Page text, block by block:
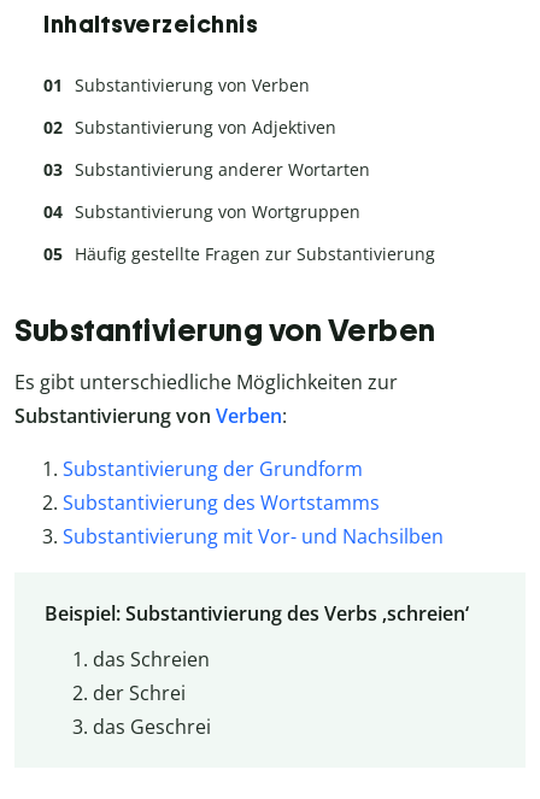
Inhaltsverzeichnis
Substantivierung von Verben
Substantivierung von Adjektiven
Substantivierung anderer Wortarten
Substantivierung von Wortgruppen
Häufig gestellte Fragen zur Substantivierung
Substantivierung von Verben
Es gibt unterschiedliche Möglichkeiten zur
Substantivierung von Verben:
Substantivierung der Grundform
Substantivierung des Wortstamms
Substantivierung mit Vor- und Nachsilben
Beispiel: Substantivierung des Verbs ‚schreien‘
das Schreien
der Schrei
das Geschrei